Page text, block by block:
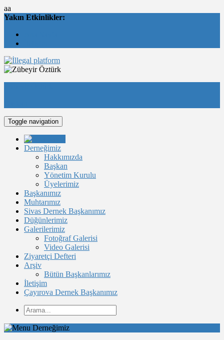
aa
Yakın Etkinlikler:
Toggle navigation
Derneğimiz
Hakkımızda
Başkan
Yönetim Kurulu
Üyelerimiz
Başkanımız
Muhtarımız
Sivas Dernek Başkanımız
Düğünlerimiz
Galerilerimiz
Fotoğraf Galerisi
Video Galerisi
Ziyaretçi Defteri
Arşiv
Bütün Başkanlarımız
İletişim
Çayırova Dernek Başkanımız
Derneğimiz